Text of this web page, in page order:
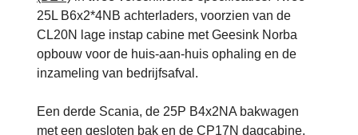
25L B6x2*4NB achterladers, voorzien van de
CL20N lage instap cabine met Geesink Norba
opbouw voor de huis-aan-huis ophaling en de
inzameling van bedrijfsafval.
Een derde Scania, de 25P B4x2NA bakwagen
met een gesloten bak en de CP17N dagcabine,